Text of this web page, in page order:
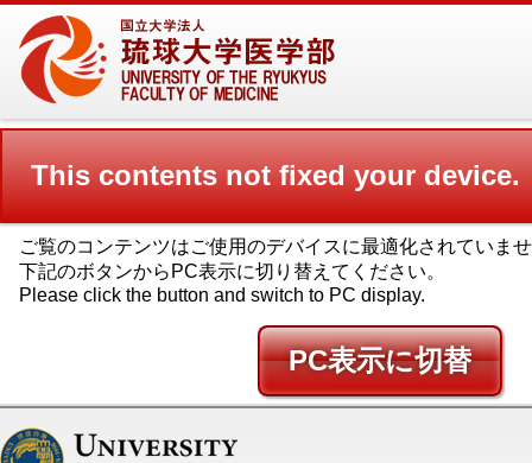
This contents not fixed your device.
ご覧のコンテンツはご使用のデバイスに最適化されていま
下記のボタンからPC表示に切り替えてください。
Please click the button and switch to PC display.
PC